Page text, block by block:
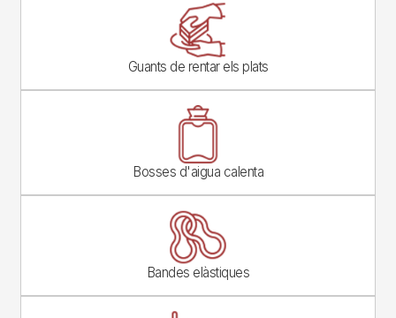
Image
Guants de rentar els plats
Image
Bosses d'aigua calenta
Image
Bandes elàstiques